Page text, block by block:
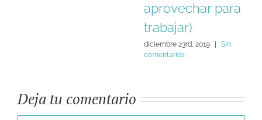
aprovechar para
trabajar)
diciembre 23rd, 2019
Sin
comentarios
Deja tu comentario